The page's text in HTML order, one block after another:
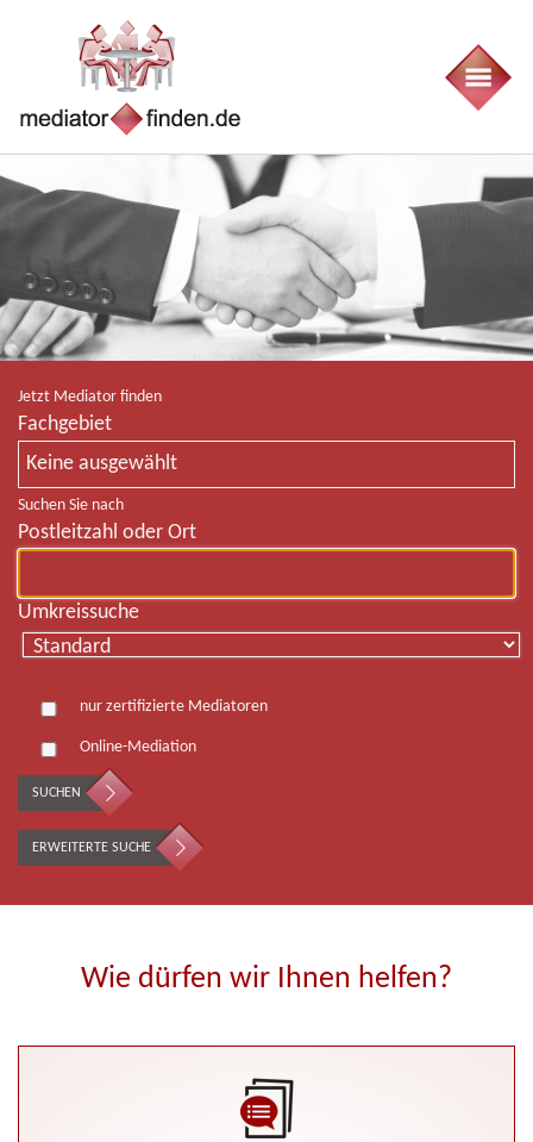
Jetzt Mediator finden
Fachgebiet
Keine ausgewählt
Suchen Sie nach
Postleitzahl oder Ort
Umkreissuche
nur zertifizierte Mediatoren
Online-Mediation
SUCHEN
ERWEITERTE SUCHE
Wie dürfen wir Ihnen helfen?